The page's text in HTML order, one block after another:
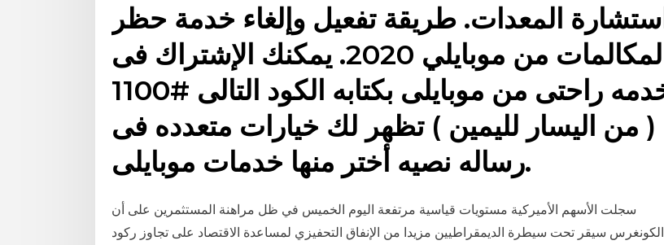
استشارة المعدات. طريقة تفعيل وإلغاء خدمة ‫حظر
المكالمات‬ من موبايلي 2020. يمكنك الإشتراك فى
خدمه راحتى من موبايلى بكتابه الكود التالى #1100
( من اليسار لليمين ) تظهر لك خيارات متعدده فى
رساله نصيه أختر منها خدمات موبايلى.
سجلت الأسهم الأميركية مستويات قياسية مرتفعة اليوم الخميس في ظل مراهنة المستثمرين على أن
الكونغرس سيقر تحت سيطرة الديمقراطيين مزيدا من الإنفاق التحفيزي لمساعدة الاقتصاد على تجاوز ركود